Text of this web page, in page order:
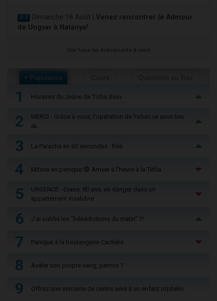
J-7 Dimanche 16 Août | Venez rencontrer le Admour
de Ungvar à Natanya!
Voir tous les événements à venir
+ Populaires
1 Horaires du Jeûne de Ticha Béav
2
MERCI - Grâce à vous, l'opération de Yohan va avoir lieu
🙏
3 La Paracha en 60 secondes : Réé
4 Mitsva en panique 😨 Arriver à l'heure à la Téfila
5
URGENCE - Diane, 80 ans, en danger dans un
appartement insalubre
6 J'ai oublié les "bénédictions du matin" ?!
7 Panique à la boulangerie Cachère
8 Avaler son propre sang, permis ?
9 Offrez une semaine de centre aéré à un enfant orphelin